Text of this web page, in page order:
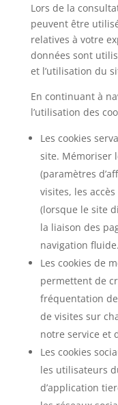
Lors de la
peuvent être
relatives à votre
données sont
et l’utilisation du
En continuant à
l’utilisation des
Les cookies
site. Mémoriser
(paramètres
visites, les
(lorsque le site
la liaison des
navigation fluide.
Les cookies de
permettent de
fréquentation
de visites sur
notre service et
Les cookies
les utilisateurs
d’application